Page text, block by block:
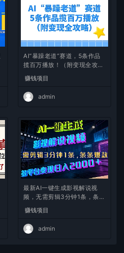
AI“暴躁老道”赛道，5条作品
揽百万播放！（附变现全攻
略）
赚钱项目
admin
最新AI一键生成影视解说视
频，无需剪辑3分钟1条，条条
+
赚钱项目
admin